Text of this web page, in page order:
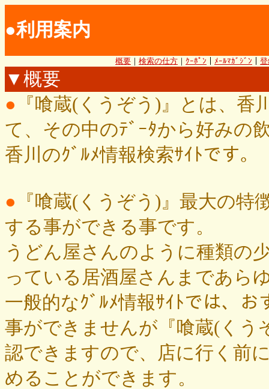
●利用案内
概要 ｜ 検索の仕方 ｜ ｸｰﾎﾟﾝ ﾒｰﾙﾏｶﾞｼﾞﾝ
▼概要
● 『喰蔵(くうぞう)』とは、香
て、その中のﾃﾞｰﾀから好みの
香川のｸﾞﾙﾒ情報検索ｻｲﾄです。
● 『喰蔵(くうぞう)』最大の特
する事ができる事です。
うどん屋さんのように種類の
っている居酒屋さんまであら
一般的なｸﾞﾙﾒ情報ｻｲﾄでは、
事ができませんが『喰蔵(くう
認できますので、店に行く前
めることができます。